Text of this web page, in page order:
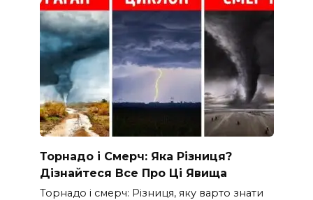
Торнадо і Смерч: Яка Різниця?
Дізнайтеся Все Про Ці Явища
Торнадо і смерч: Різниця, яку варто знати